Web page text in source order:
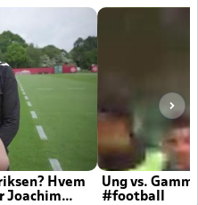
Hvem
Joachim
Ung vs.
#football